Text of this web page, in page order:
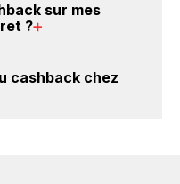
Choisissez un site e-
si des
sur mes
?
BackBackBack et
cashback, réalisez
cashback chez